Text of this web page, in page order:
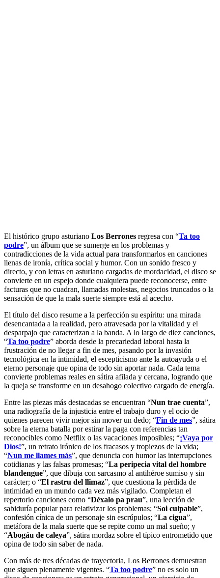
El histórico grupo asturiano Los Berrones regresa con “Ta too
podre”, un álbum que se sumerge en los problemas y
contradicciones de la vida actual para transformarlos en canciones
llenas de ironía, crítica social y humor. Con un sonido fresco y
directo, y con letras en asturiano cargadas de mordacidad, el disco se
convierte en un espejo donde cualquiera puede reconocerse, entre
facturas que no cuadran, llamadas molestas, negocios truncados o la
sensación de que la mala suerte siempre está al acecho.
El título del disco resume a la perfección su espíritu: una mirada
desencantada a la realidad, pero atravesada por la vitalidad y el
desparpajo que caracterizan a la banda. A lo largo de diez canciones,
“Ta too podre” aborda desde la precariedad laboral hasta la
frustración de no llegar a fin de mes, pasando por la invasión
tecnológica en la intimidad, el escepticismo ante la autoayuda o el
eterno personaje que opina de todo sin aportar nada. Cada tema
convierte problemas reales en sátira afilada y cercana, logrando que
la queja se transforme en un desahogo colectivo cargado de energía.
Entre las piezas más destacadas se encuentran “Nun trae cuenta”,
una radiografía de la injusticia entre el trabajo duro y el ocio de
quienes parecen vivir mejor sin mover un dedo; “Fin de mes”, sátira
sobre la eterna batalla por estirar la paga con referencias tan
reconocibles como Netflix o las vacaciones imposibles; “¡Vaya por
Dios!”, un retrato irónico de los fracasos y tropiezos de la vida;
“Nun me llames más”, que denuncia con humor las interrupciones
cotidianas y las falsas promesas; “La peripecia vital del hombre
blandengue”, que dibuja con sarcasmo al antihéroe sumiso y sin
carácter; o “El rastru del llimaz”, que cuestiona la pérdida de
intimidad en un mundo cada vez más vigilado. Completan el
repertorio canciones como “Déxalo pa prau”, una lección de
sabiduría popular para relativizar los problemas; “Soi culpable”,
confesión cínica de un personaje sin escrúpulos; “La cigua”,
metáfora de la mala suerte que se repite como un mal sueño; y
“Abogáu de caleya”, sátira mordaz sobre el típico entrometido que
opina de todo sin saber de nada.
Con más de tres décadas de trayectoria, Los Berrones demuestran
que siguen plenamente vigentes. “Ta too podre” no es solo un